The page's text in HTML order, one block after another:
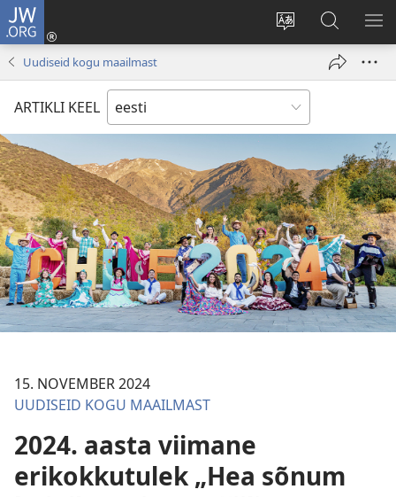
JW.ORG
Muuda
veebisaidi
Logi
sisse
akna)
Otsi
saidilt
JW.ORG
Uudiseid kogu maailmast
ARTIKLI KEEL
15. NOVEMBER 2024
UUDISEID KOGU MAAILMAST
2024. aasta viimane
erikokkutulek „Hea sõnum